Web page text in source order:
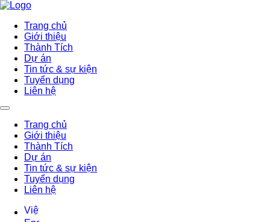
Trang chủ
Giới thiệu
Thành Tích
Dự án
Tin tức & sự kiện
Tuyển dụng
Liên hệ
Trang chủ
Giới thiệu
Thành Tích
Dự án
Tin tức & sự kiện
Tuyển dụng
Liên hệ